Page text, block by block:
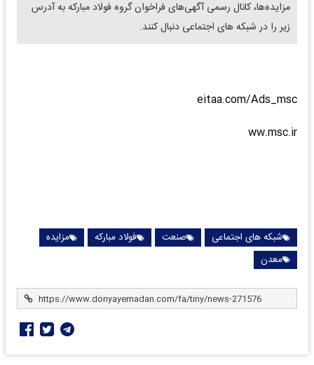
مزایده‌ها، کانال رسمی آگهی‌های فراخوان گروه فولاد مبارکه به آدرس
زیر را در شبکه های اجتماعی دنبال کنند.
eitaa.com/Ads_msc
ww.msc.ir
شبکه های اجتماعی صنعت فولاد مبارکه
مزایده
معدن